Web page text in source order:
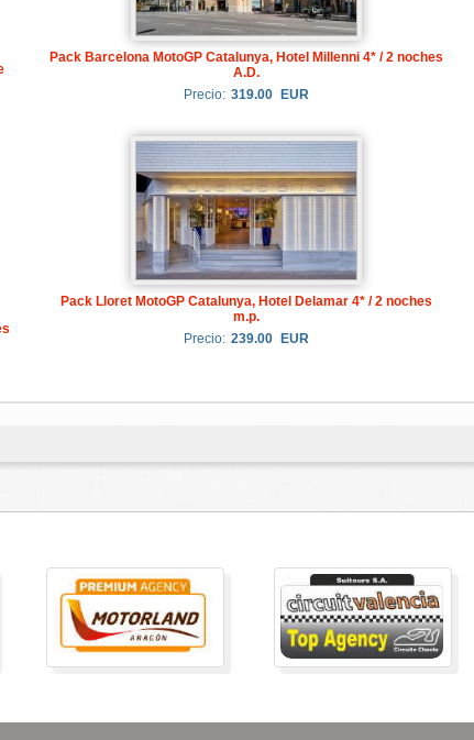
Pack Barcelona MotoGP Catalunya, Hotel Millenni 4* / 2 noches
A.D.
Precio: 319.00 EUR
Pack Lloret MotoGP Catalunya, Hotel Delamar 4* / 2 noches
m.p.
Precio: 239.00 EUR